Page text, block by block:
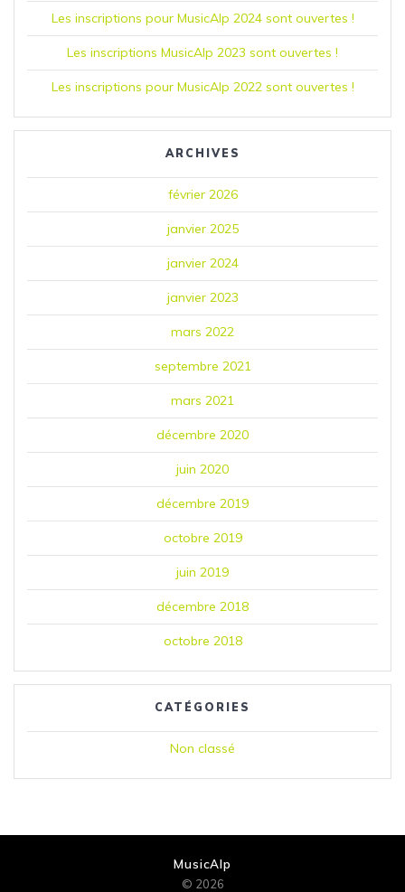
Les inscriptions pour MusicAlp 2024 sont ouvertes !
Les inscriptions MusicAlp 2023 sont ouvertes !
Les inscriptions pour MusicAlp 2022 sont ouvertes !
ARCHIVES
février 2026
janvier 2025
janvier 2024
janvier 2023
mars 2022
septembre 2021
mars 2021
décembre 2020
juin 2020
décembre 2019
octobre 2019
juin 2019
décembre 2018
octobre 2018
CATÉGORIES
Non classé
MusicAlp
© 2026